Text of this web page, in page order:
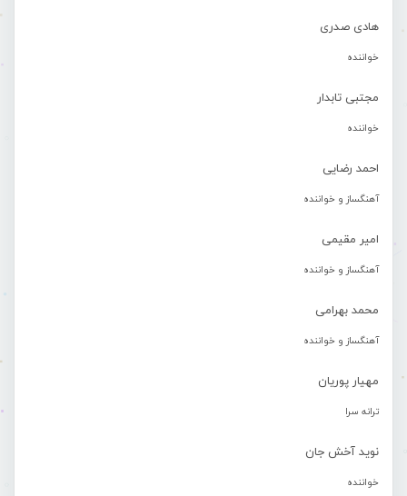
هادی صدری
خواننده
مجتبی تابدار
خواننده
احمد رضایی
آهنگساز و خواننده
امیر مقیمی
آهنگساز و خواننده
محمد بهرامی
آهنگساز و خواننده
مهیار پوریان
ترانه سرا
نوید آخش جان
خواننده